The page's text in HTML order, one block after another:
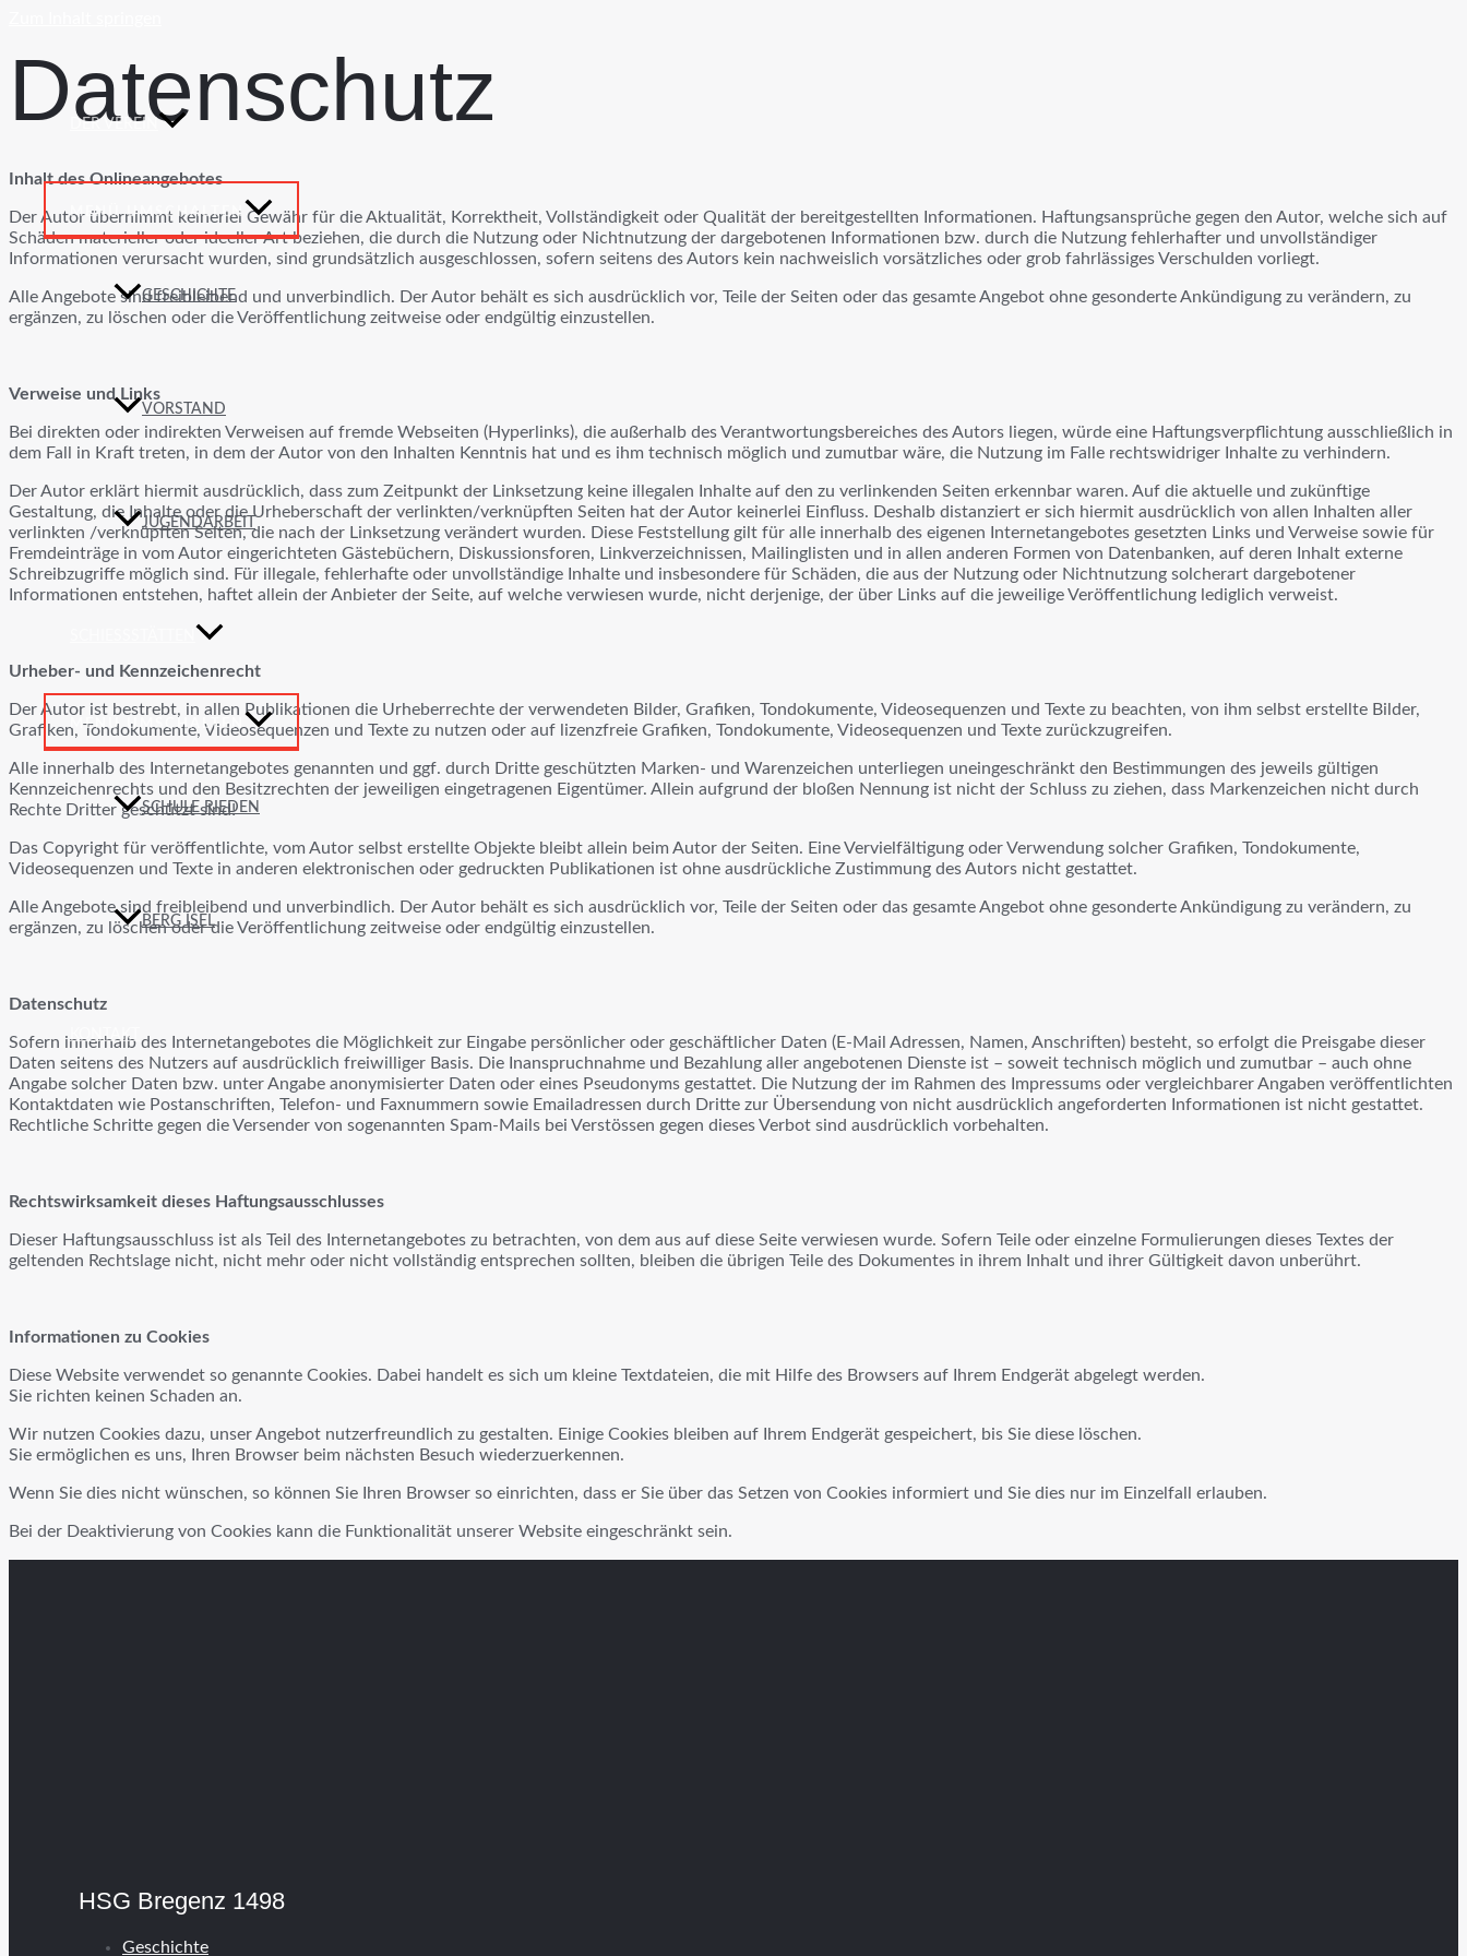
DER VEREIN
MENÜ UMSCHALTEN
GESCHICHTE
VORSTAND
JUGENDARBEIT
MENÜ UMSCHALTEN
SCHULE RIEDEN
BERG ISEL
KONTAKT
Datenschutz
Inhalt des Onlineangebotes
Der Autor übernimmt keinerlei Gewähr für die Aktualität, Korrektheit, Vollständigkeit oder Qualität der bereitgestellten Informationen. Haftungsansprüche gegen den Autor, welche sich auf
Schäden materieller oder ideeller Art beziehen, die durch die Nutzung oder Nichtnutzung der dargebotenen Informationen bzw. durch die Nutzung fehlerhafter und unvollständiger
Informationen verursacht wurden, sind grundsätzlich ausgeschlossen, sofern seitens des Autors kein nachweislich vorsätzliches oder grob fahrlässiges Verschulden vorliegt.
Alle Angebote sind freibleibend und unverbindlich. Der Autor behält es sich ausdrücklich vor, Teile der Seiten oder das gesamte Angebot ohne gesonderte Ankündigung zu verändern, zu
ergänzen, zu löschen oder die Veröffentlichung zeitweise oder endgültig einzustellen.
Verweise und Links
Bei direkten oder indirekten Verweisen auf fremde Webseiten (Hyperlinks), die außerhalb des Verantwortungsbereiches des Autors liegen, würde eine Haftungsverpflichtung ausschließlich in
dem Fall in Kraft treten, in dem der Autor von den Inhalten Kenntnis hat und es ihm technisch möglich und zumutbar wäre, die Nutzung im Falle rechtswidriger Inhalte zu verhindern.
Der Autor erklärt hiermit ausdrücklich, dass zum Zeitpunkt der Linksetzung keine illegalen Inhalte auf den zu verlinkenden Seiten erkennbar waren. Auf die aktuelle und zukünftige
Gestaltung, die Inhalte oder die Urheberschaft der verlinkten/verknüpften Seiten hat der Autor keinerlei Einfluss. Deshalb distanziert er sich hiermit ausdrücklich von allen Inhalten aller
verlinkten /verknüpften Seiten, die nach der Linksetzung verändert wurden. Diese Feststellung gilt für alle innerhalb des eigenen Internetangebotes gesetzten Links und Verweise sowie für
Fremdeinträge in vom Autor eingerichteten Gästebüchern, Diskussionsforen, Linkverzeichnissen, Mailinglisten und in allen anderen Formen von Datenbanken, auf deren Inhalt externe
Schreibzugriffe möglich sind. Für illegale, fehlerhafte oder unvollständige Inhalte und insbesondere für Schäden, die aus der Nutzung oder Nichtnutzung solcherart dargebotener
Informationen entstehen, haftet allein der Anbieter der Seite, auf welche verwiesen wurde, nicht derjenige, der über Links auf die jeweilige Veröffentlichung lediglich verweist.
Urheber- und Kennzeichenrecht
Der Autor ist bestrebt, in allen Publikationen die Urheberrechte der verwendeten Bilder, Grafiken, Tondokumente, Videosequenzen und Texte zu beachten, von ihm selbst erstellte Bilder,
Grafiken, Tondokumente, Videosequenzen und Texte zu nutzen oder auf lizenzfreie Grafiken, Tondokumente, Videosequenzen und Texte zurückzugreifen.
Alle innerhalb des Internetangebotes genannten und ggf. durch Dritte geschützten Marken- und Warenzeichen unterliegen uneingeschränkt den Bestimmungen des jeweils gültigen
Kennzeichenrechts und den Besitzrechten der jeweiligen eingetragenen Eigentümer. Allein aufgrund der bloßen Nennung ist nicht der Schluss zu ziehen, dass Markenzeichen nicht durch
Rechte Dritter geschützt sind!
Das Copyright für veröffentlichte, vom Autor selbst erstellte Objekte bleibt allein beim Autor der Seiten. Eine Vervielfältigung oder Verwendung solcher Grafiken, Tondokumente,
Videosequenzen und Texte in anderen elektronischen oder gedruckten Publikationen ist ohne ausdrückliche Zustimmung des Autors nicht gestattet.
Alle Angebote sind freibleibend und unverbindlich. Der Autor behält es sich ausdrücklich vor, Teile der Seiten oder das gesamte Angebot ohne gesonderte Ankündigung zu verändern, zu
ergänzen, zu löschen oder die Veröffentlichung zeitweise oder endgültig einzustellen.
Datenschutz
Sofern innerhalb des Internetangebotes die Möglichkeit zur Eingabe persönlicher oder geschäftlicher Daten (E-Mail Adressen, Namen, Anschriften) besteht, so erfolgt die Preisgabe dieser
Daten seitens des Nutzers auf ausdrücklich freiwilliger Basis. Die Inanspruchnahme und Bezahlung aller angebotenen Dienste ist – soweit technisch möglich und zumutbar – auch ohne
Angabe solcher Daten bzw. unter Angabe anonymisierter Daten oder eines Pseudonyms gestattet. Die Nutzung der im Rahmen des Impressums oder vergleichbarer Angaben veröffentlichten
Kontaktdaten wie Postanschriften, Telefon- und Faxnummern sowie Emailadressen durch Dritte zur Übersendung von nicht ausdrücklich angeforderten Informationen ist nicht gestattet.
Rechtliche Schritte gegen die Versender von sogenannten Spam-Mails bei Verstössen gegen dieses Verbot sind ausdrücklich vorbehalten.
Rechtswirksamkeit dieses Haftungsausschlusses
Dieser Haftungsausschluss ist als Teil des Internetangebotes zu betrachten, von dem aus auf diese Seite verwiesen wurde. Sofern Teile oder einzelne Formulierungen dieses Textes der
geltenden Rechtslage nicht, nicht mehr oder nicht vollständig entsprechen sollten, bleiben die übrigen Teile des Dokumentes in ihrem Inhalt und ihrer Gültigkeit davon unberührt.
Informationen zu Cookies
Diese Website verwendet so genannte Cookies. Dabei handelt es sich um kleine Textdateien, die mit Hilfe des Browsers auf Ihrem Endgerät abgelegt werden.
Sie richten keinen Schaden an.
Wir nutzen Cookies dazu, unser Angebot nutzerfreundlich zu gestalten. Einige Cookies bleiben auf Ihrem Endgerät gespeichert, bis Sie diese löschen.
Sie ermöglichen es uns, Ihren Browser beim nächsten Besuch wiederzuerkennen.
Wenn Sie dies nicht wünschen, so können Sie Ihren Browser so einrichten, dass er Sie über das Setzen von Cookies informiert und Sie dies nur im Einzelfall erlauben.
Bei der Deaktivierung von Cookies kann die Funktionalität unserer Website eingeschränkt sein.
HSG Bregenz 1498
Geschichte